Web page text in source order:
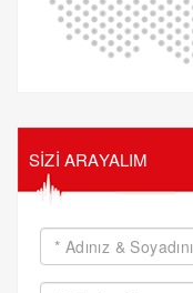
SİZİ ARAYALIM